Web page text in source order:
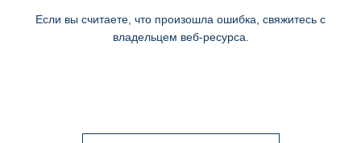
Если вы считаете, что произошла ошибка, свяжитесь с
владельцем веб-ресурса.